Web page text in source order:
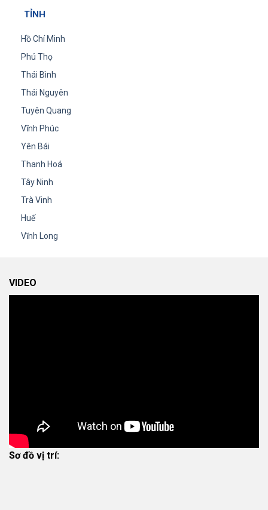
TỈNH
Hồ Chí Minh
Phú Thọ
Thái Bình
Thái Nguyên
Tuyên Quang
Vĩnh Phúc
Yên Bái
Thanh Hoá
Tây Ninh
Trà Vinh
Huế
Vĩnh Long
VIDEO
Sơ đồ vị trí: